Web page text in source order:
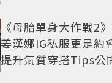
《母胎單身大作戰2
姜漢娜IG私服更是約
提升氣質穿搭Tips公